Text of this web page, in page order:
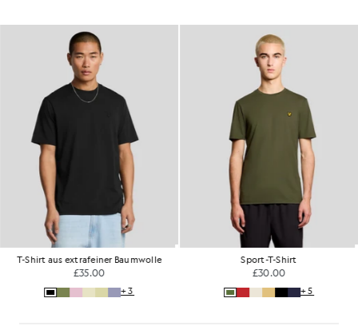
T-Shirt aus extrafeiner Baumwolle
£35.00
+3
Sport-T-Shirt
£30.00
+5